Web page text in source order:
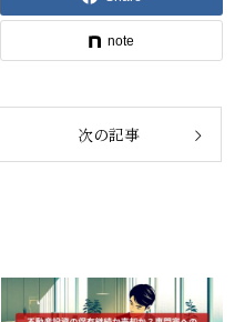
note
次の記事